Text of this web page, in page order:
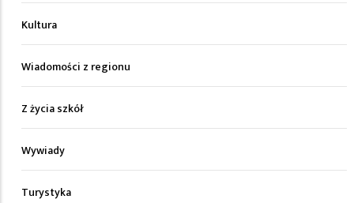
Kultura
Wiadomości z regionu
Z życia szkół
Wywiady
Turystyka